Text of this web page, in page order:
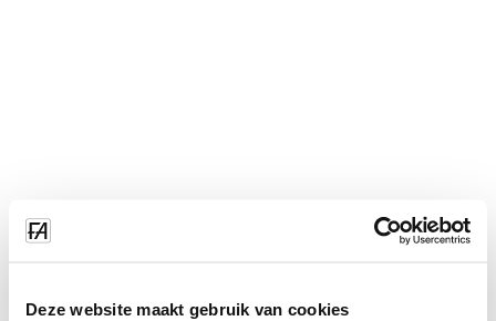
Deze website maakt gebruik van cookies